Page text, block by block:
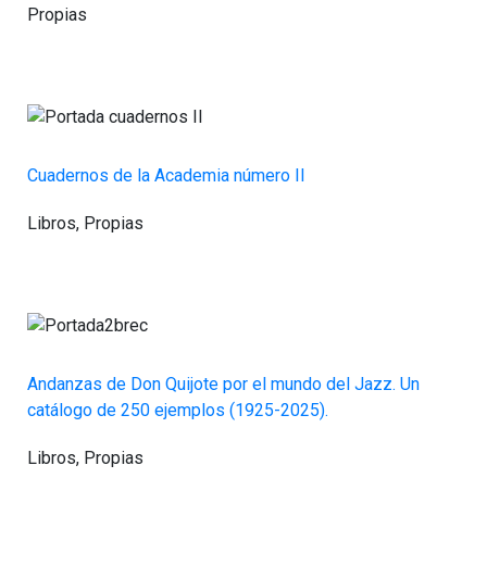
Propias
Cuadernos de la Academia número II
Libros, Propias
Andanzas de Don Quijote por el mundo del Jazz. Un
catálogo de 250 ejemplos (1925-2025).
Libros, Propias